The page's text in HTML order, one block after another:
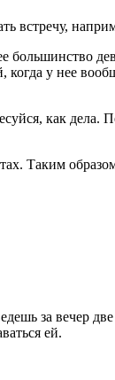
встречу,
большинство
у нее
как
Таким
за вечер две
ей.